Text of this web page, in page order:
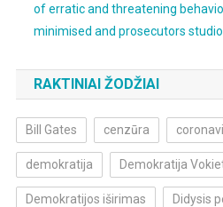
of erratic and threatening
minimised and prosecutors
RAKTINIAI ŽODŽIAI
Bill Gates cenzūra
demokratija Demokratija
Demokratijos iširimas Didysis